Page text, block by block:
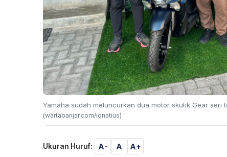
Yamaha sudah meluncurkan dua motor skutik Gear seri
(wartabanjar.com/iqnatius)
Ukuran Huruf: A- A A+